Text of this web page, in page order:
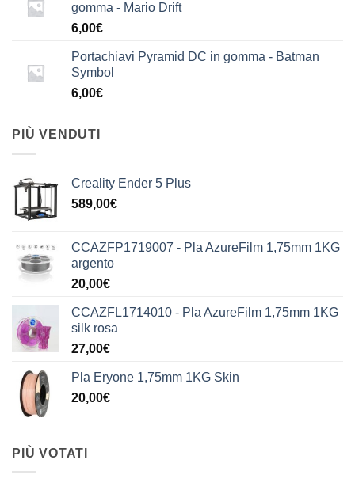
gomma - Mario Drift
6,00€
Portachiavi Pyramid DC in gomma - Batman
Symbol
6,00€
PIÙ VENDUTI
Creality Ender 5 Plus
589,00€
CCAZFP1719007 - Pla AzureFilm 1,75mm 1KG
argento
20,00€
CCAZFL1714010 - Pla AzureFilm 1,75mm 1KG
silk rosa
27,00€
Pla Eryone 1,75mm 1KG Skin
20,00€
PIÙ VOTATI